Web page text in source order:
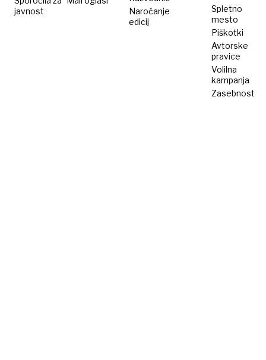
javnost
Naročanje
edicij
Spletno
mesto
Piškotki
Avtorske
pravice
Volilna
kampanja
Zasebnost